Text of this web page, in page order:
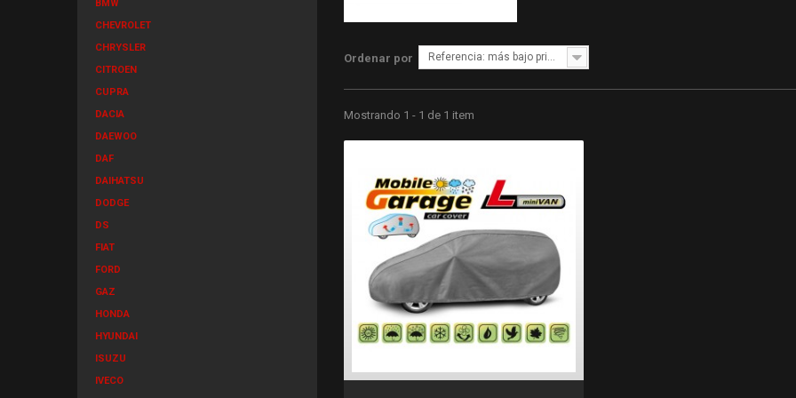
BMW
CHEVROLET
CHRYSLER
CITROEN
CUPRA
DACIA
DAEWOO
DAF
DAIHATSU
DODGE
DS
FIAT
FORD
GAZ
HONDA
HYUNDAI
ISUZU
IVECO
Ordenar por Referencia: más bajo primero
Mostrando 1 - 1 de 1 item